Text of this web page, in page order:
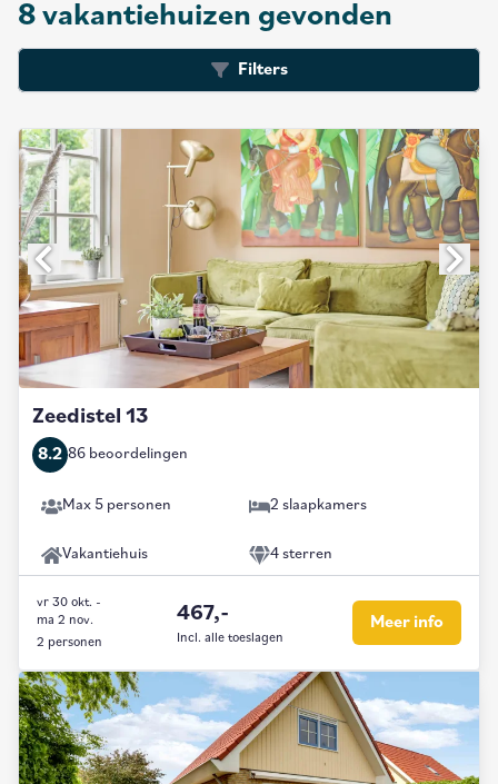
8 vakantiehuizen gevonden
Filters
Zeedistel 13
8.2 86 beoordelingen
Max 5 personen 2 slaapkamers
Vakantiehuis 4 sterren
467,-
Incl. alle toeslagen
vr 30 okt. -
ma 2 nov.
2 personen
Meer info